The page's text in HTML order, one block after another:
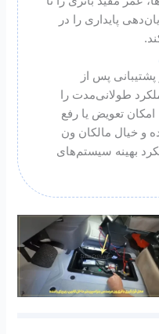
پایداری را در
پشتیبانی پس از
طولانی‌مدت را
تعویض یا رفع
و خیال مالکان ون
بهینه سیستم‌های